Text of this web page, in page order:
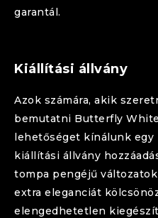
garantál.
Kiállítási állvány
Azok számára, akik
bemutatni Butterfly
lehetőséget kínálunk egy
kiállítási állvány
tompa pengéjű
extra eleganciát
elengedhetetlen